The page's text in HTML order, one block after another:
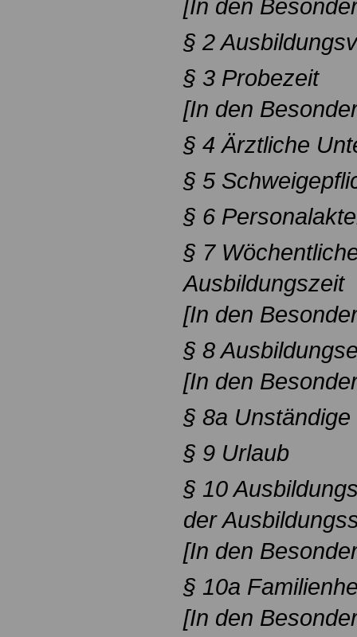
[In den
§ 2
§ 3 Probezeit
[In den
§ 4 Ärztliche
§ 5
§ 6
§ 7
Ausbildungszeit
[In den
§ 8
[In den
§ 8a
§ 9 Urlaub
§ 10
der
[In den
§ 10a
[In den